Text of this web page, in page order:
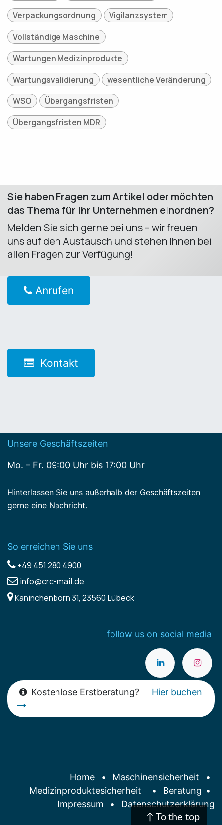
Verpackungsordnung
Vigilanzsystem
Vollständige Maschine
Wartungen Medizinprodukte
Wartungsvalidierung
wesentliche Veränderung
WSO
Übergangsfristen
Übergangsfristen MDR
Sie haben Fragen zum Artikel oder möchten
das Thema für Ihr Unternehmen einordnen?
Melden Sie sich gerne bei uns – wir freuen
uns auf den Austausch und stehen Ihnen bei
allen Fragen zur Verfügung! ​
Anrufen
Kontakt
Unsere Geschäftszeiten
Mo. – Fr. 09:00 Uhr bis 17:00 Uhr
Hinterlassen Sie uns außerhalb der Geschäftszeiten
gerne eine Nachricht.
So erreichen Sie uns
+49 451 280 4900
info@crc-mail.de
Kaninchenborn 31, 23560 Lübeck
follow us on social media
Kostenlose Erstberatung? Hier buchen
↑ To the top
Home • Maschinensicherheit
•
Medizinproduktesicherheit
• Beratung •
Impressum
• Datenschutzerklärung